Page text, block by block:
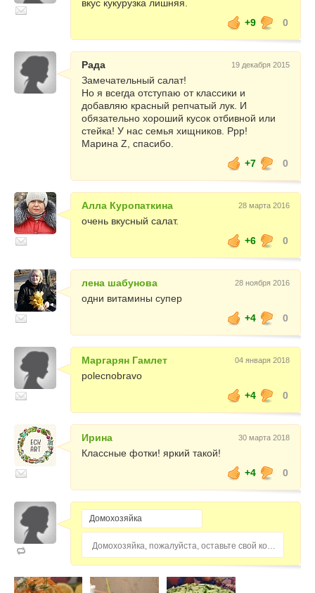
вкус кукурузка лишняя.
+9
0
Рада 19 декабря 2015
Замечательный салат!
Но я всегда отступаю от классики и
добавляю красный репчатый лук. И
обязательно хороший кусок отбивной или
стейка! У нас семья хищников. Ррр!
Марина Z, спасибо.
+7
0
Алла Куропаткина 28 марта 2016
очень вкусный салат.
+6
0
лена шабунова 28 ноября 2016
одни витамины супер
+4
0
Маргарян Гамлет 04 января 2018
polecnobravo
+4
0
Ирина 30 марта 2018
Классные фотки! яркий такой!
+4
0